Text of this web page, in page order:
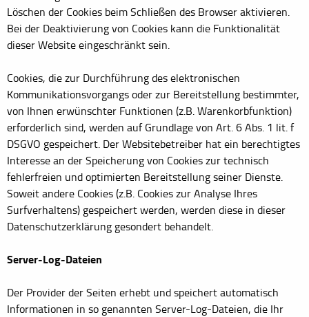
Löschen der Cookies beim Schließen des Browser aktivieren.
Bei der Deaktivierung von Cookies kann die Funktionalität
dieser Website eingeschränkt sein.
Cookies, die zur Durchführung des elektronischen
Kommunikationsvorgangs oder zur Bereitstellung bestimmter,
von Ihnen erwünschter Funktionen (z.B. Warenkorbfunktion)
erforderlich sind, werden auf Grundlage von Art. 6 Abs. 1 lit. f
DSGVO gespeichert. Der Websitebetreiber hat ein berechtigtes
Interesse an der Speicherung von Cookies zur technisch
fehlerfreien und optimierten Bereitstellung seiner Dienste.
Soweit andere Cookies (z.B. Cookies zur Analyse Ihres
Surfverhaltens) gespeichert werden, werden diese in dieser
Datenschutzerklärung gesondert behandelt.
Server-Log-Dateien
Der Provider der Seiten erhebt und speichert automatisch
Informationen in so genannten Server-Log-Dateien, die Ihr